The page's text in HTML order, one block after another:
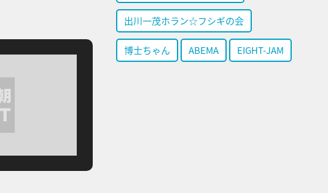
出川一茂ホラン☆フシギの会
博士ちゃん ABEMA EIGHT-JAM